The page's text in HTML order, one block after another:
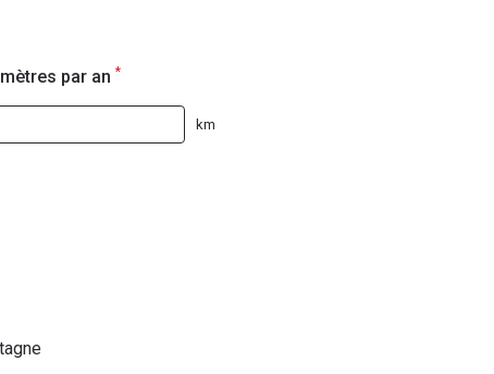
par an *
km